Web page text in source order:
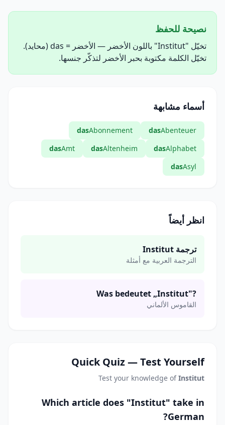
نصيحة للحفظ
تخيّل "Institut" باللون الأخضر — الأخضر = das (محايد).
تخيّل الكلمة مكتوبة بحبر الأخضر لتذكّر جنسها.
أسماء مشابهة
dasAbenteuer
dasAbonnement
dasAlphabet
dasAltenheim
dasAmt
dasAsyl
انظر أيضاً
ترجمة Institut
الترجمة العربية مع أمثلة
Was bedeutet „Institut"?
القاموس الألماني
Quick Quiz — Test Yourself
Test your knowledge ofInstitut
Which article does "Institut" take in
German?